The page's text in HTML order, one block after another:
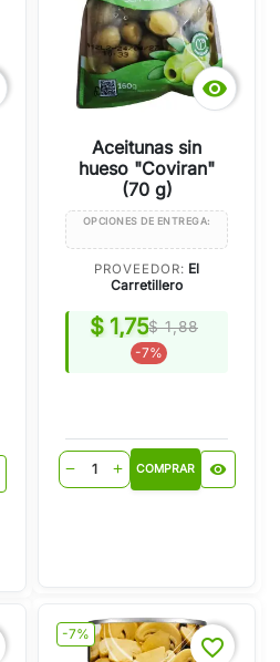

Aceitunas sin
hueso "Coviran"
(70 g)
OPCIONES DE ENTREGA:
PROVEEDOR: El
Carretillero
$ 1,75$ 1,88
-7%
remove add COMPRAR visibility
-7%
favorite_border